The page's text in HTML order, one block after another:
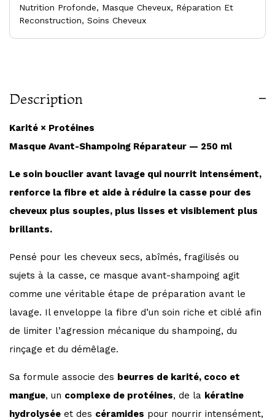
Nutrition Profonde, Masque Cheveux, Réparation Et
Reconstruction, Soins Cheveux
Description
Karité × Protéines
Masque Avant-Shampoing Réparateur — 250 ml
Le soin bouclier avant lavage qui nourrit intensément,
renforce la fibre et aide à réduire la casse pour des
cheveux plus souples, plus lisses et visiblement plus
brillants.
Pensé pour les cheveux secs, abîmés, fragilisés ou
sujets à la casse, ce masque avant-shampoing agit
comme une véritable étape de préparation avant le
lavage. Il enveloppe la fibre d’un soin riche et ciblé afin
de limiter l’agression mécanique du shampoing, du
rinçage et du démêlage.
Sa formule associe des beurres de karité, coco et
mangue, un complexe de protéines, de la kératine
hydrolysée et des céramides pour nourrir intensément,